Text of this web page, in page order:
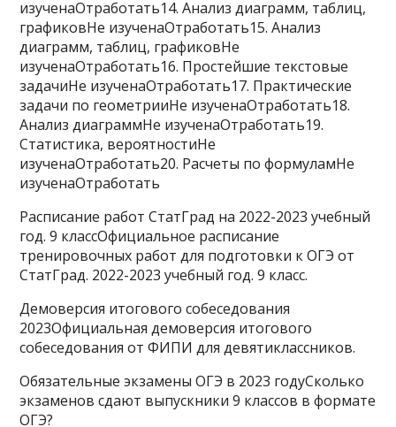
изученаОтработать14. Ана­лиз диаграмм, таблиц,
графиковНе изученаОтработать15. Ана­лиз
диаграмм, таблиц, графиковНе
изученаОтработать16. Про­стей­шие текстовые
задачиНе изученаОтработать17. Прак­ти­че­ские
задачи по геометрииНе изученаОтработать18.
Ана­лиз диаграммНе изученаОтработать19.
Статистика, вероятностиНе
изученаОтработать20. Рас­че­ты по формуламНе
изученаОтработать
Расписание работ СтатГрад на 2022-2023 учебный
год. 9 классОфициальное расписание
тренировочных работ для подготовки к ОГЭ от
СтатГрад. 2022-2023 учебный год. 9 класс.
Демоверсия итогового собеседования
2023Официальная демоверсия итогового
собеседования от ФИПИ для девятиклассников.
Обязательные экзамены ОГЭ в 2023 годуСколько
экзаменов сдают выпускники 9 классов в формате
ОГЭ?